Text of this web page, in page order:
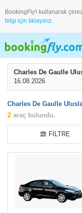
BookingFly'i kullanarak
bilgi için tıklayınız.
Charles De Gaulle
16.08.2026
Charles De Gaulle
2 araç bulundu.
FILTRE